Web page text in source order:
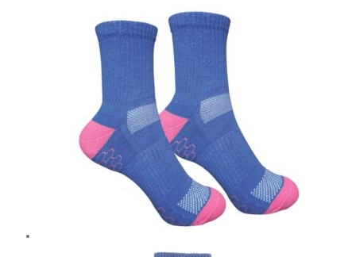
можна
вибрати
сторінці
товару